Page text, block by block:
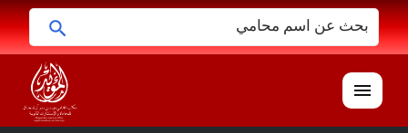
البحث
عن:
القائمة